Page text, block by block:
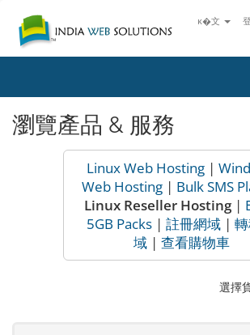
ĸ�文
瀏覽產品 & 服務
Linux Web Hosting |
Web Hosting | Bulk SMS
Linux Reseller Hosting|
5GB Packs | 註冊網域 |
域| 查看購物車
選擇